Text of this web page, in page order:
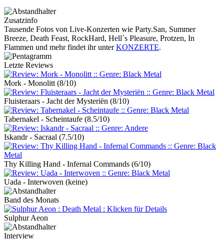
Zusatzinfo
Tausende Fotos von Live-Konzerten wie Party.San, Summer
Breeze, Death Feast, RockHard, Hell´s Pleasure, Protzen, In
Flammen und mehr findet ihr unterKONZERTE.
Letzte Reviews
Mork - Monolitt (8/10)
Fluisteraars - Jacht der Mysteriën (8/10)
Tabernakel - Scheintaufe (8.5/10)
Iskandr - Sacraal (7.5/10)
Thy Killing Hand - Infernal Commands (6/10)
Uada - Interwoven (keine)
Band des Monats
Sulphur Aeon
Interview